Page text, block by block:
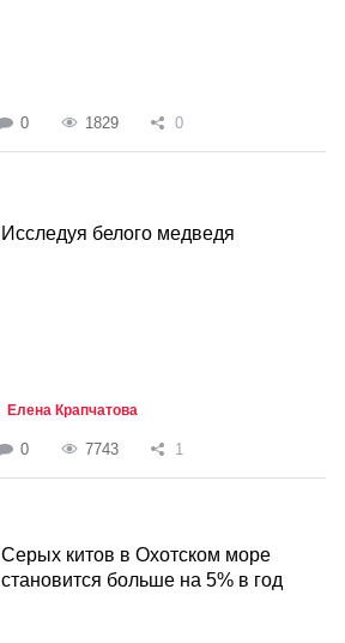
0 1829 0
Исследуя белого медведя
Елена Крапчатова
0 7743 1
Серых китов в Охотском море
становится больше на 5% в год